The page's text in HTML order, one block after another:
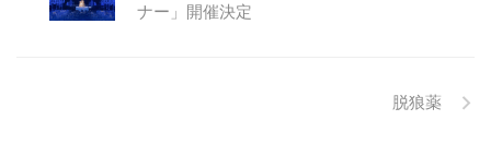
ナー」開催決定
脱狼薬